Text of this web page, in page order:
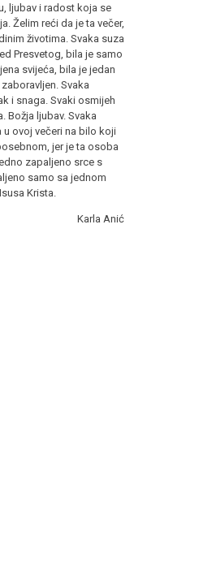
ljubav i radost koja se
Želim reći da je ta večer,
životima. Svaka suza
Presvetog, bila je samo
svijeća, bila je jedan
Svaka
i snaga. Svaki osmijeh
Božja ljubav. Svaka
ovoj večeri na bilo koji
jer je ta osoba
zapaljeno srce s
samo sa jednom
Krista.
Karla Anić